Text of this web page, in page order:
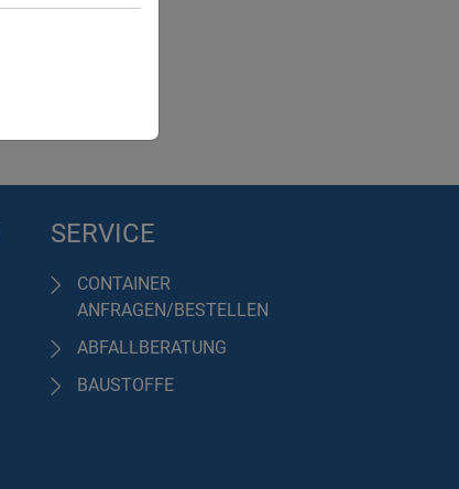
SERVICE
CONTAINER
ANFRAGEN/BESTELLEN
ABFALLBERATUNG
BAUSTOFFE